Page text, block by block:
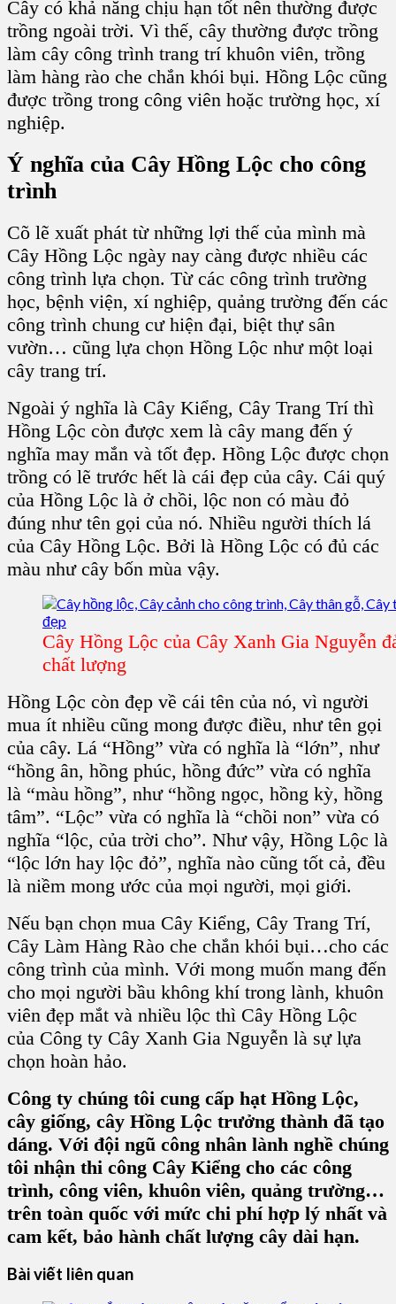
Cây có khả năng chịu hạn tốt nên thường được
trồng ngoài trời. Vì thế, cây thường được trồng
làm cây công trình trang trí khuôn viên, trồng
làm hàng rào che chắn khói bụi. Hồng Lộc cũng
được trồng trong công viên hoặc trường học, xí
nghiệp.
Ý nghĩa của Cây Hồng Lộc cho công
trình
Cõ lẽ xuất phát từ những lợi thế của mình mà
Cây Hồng Lộc ngày nay càng được nhiều các
công trình lựa chọn. Từ các công trình trường
học, bệnh viện, xí nghiệp, quảng trường đến các
công trình chung cư hiện đại, biệt thự sân
vườn… cũng lựa chọn Hồng Lộc như một loại
cây trang trí.
Ngoài ý nghĩa là Cây Kiểng, Cây Trang Trí thì
Hồng Lộc còn được xem là cây mang đến ý
nghĩa may mắn và tốt đẹp. Hồng Lộc được chọn
trồng có lẽ trước hết là cái đẹp của cây. Cái quý
của Hồng Lộc là ở chồi, lộc non có màu đỏ
đúng như tên gọi của nó. Nhiều người thích lá
của Cây Hồng Lộc. Bởi là Hồng Lộc có đủ các
màu như cây bốn mùa vậy.
Cây Hồng Lộc của Cây Xanh Gia Nguyễn
chất lượng
Hồng Lộc còn đẹp về cái tên của nó, vì người
mua ít nhiều cũng mong được điều, như tên gọi
của cây. Lá “Hồng” vừa có nghĩa là “lớn”, như
“hồng ân, hồng phúc, hồng đức” vừa có nghĩa
là “màu hồng”, như “hồng ngọc, hồng kỳ, hồng
tâm”. “Lộc” vừa có nghĩa là “chồi non” vừa có
nghĩa “lộc, của trời cho”. Như vậy, Hồng Lộc là
“lộc lớn hay lộc đỏ”, nghĩa nào cũng tốt cả, đều
là niềm mong ước của mọi người, mọi giới.
Nếu bạn chọn mua Cây Kiểng, Cây Trang Trí,
Cây Làm Hàng Rào che chắn khói bụi…cho các
công trình của mình. Với mong muốn mang đến
cho mọi người bầu không khí trong lành, khuôn
viên đẹp mắt và nhiều lộc thì Cây Hồng Lộc
của Công ty Cây Xanh Gia Nguyễn là sự lựa
chọn hoàn hảo.
Công ty chúng tôi cung cấp hạt Hồng Lộc,
cây giống, cây Hồng Lộc trưởng thành đã tạo
dáng. Với đội ngũ công nhân lành nghề chúng
tôi nhận thi công Cây Kiểng cho các công
trình, công viên, khuôn viên, quảng trường…
trên toàn quốc với mức chi phí hợp lý nhất và
cam kết, bảo hành chất lượng cây dài hạn.
Bài viết liên quan